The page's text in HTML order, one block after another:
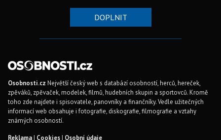
DOPLNIT
Osobnosti.cz Největší český web s databází osobností, herců, hereček,
zpěváků, zpěvaček, modelek, filmů, hudebních skupin a sportovců. Kromě
toho zde najdete i spisovatele, panovníky a finančníky. Vedle užitečných
informací web obsahuje i fotografie, diskografie, filmografie a vztahy
známých osobností.
Reklama| Cookies| Osobní údaje